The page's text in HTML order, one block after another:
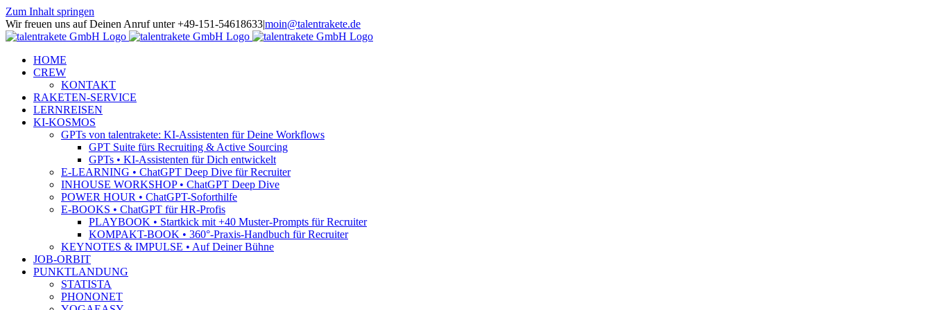
Zum Inhalt springen
Wir freuen uns auf Deinen Anruf unter +49-151-54618633|moin@talentrakete.de
HOME
CREW
KONTAKT
RAKETEN-SERVICE
LERNREISEN
KI-KOSMOS
GPTs von talentrakete: KI-Assistenten für Deine Workflows
GPT Suite fürs Recruiting & Active Sourcing
GPTs • KI-Assistenten für Dich entwickelt
E-LEARNING • ChatGPT Deep Dive für Recruiter
INHOUSE WORKSHOP • ChatGPT Deep Dive
POWER HOUR • ChatGPT-Soforthilfe
E-BOOKS • ChatGPT für HR-Profis
PLAYBOOK • Startkick mit +40 Muster-Prompts für Recruiter
KOMPAKT-BOOK • 360°-Praxis-Handbuch für Recruiter
KEYNOTES & IMPULSE • Auf Deiner Bühne
JOB-ORBIT
PUNKTLANDUNG
STATISTA
PHONONET